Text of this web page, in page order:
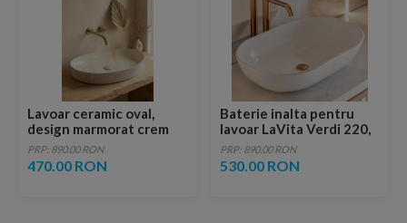
Lavoar ceramic oval,
design marmorat crem
lucios cu vene aurii,
ventil inclus
PRP: 890.00 RON
470.00 RON
Baterie inalta pentru
lavoar LaVita Verdi 220,
fara ventil, brushed
copper
PRP: 890.00 RON
530.00 RON